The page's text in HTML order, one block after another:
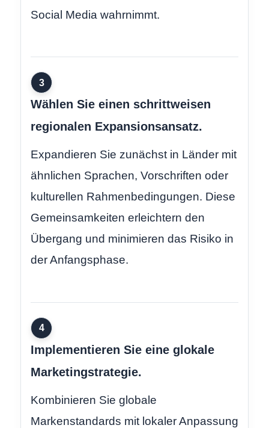
Social Media wahrnimmt.
3
Wählen Sie einen schrittweisen
regionalen Expansionsansatz.
Expandieren Sie zunächst in Länder mit
ähnlichen Sprachen, Vorschriften oder
kulturellen Rahmenbedingungen. Diese
Gemeinsamkeiten erleichtern den
Übergang und minimieren das Risiko in
der Anfangsphase.
4
Implementieren Sie eine glokale
Marketingstrategie.
Kombinieren Sie globale
Markenstandards mit lokaler Anpassung